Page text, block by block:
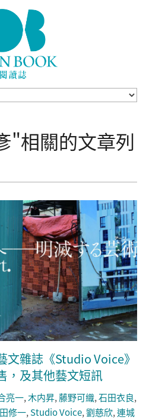
"相關的文章列
文雜誌《Studio Voice》
，及其他藝文短訊
亮一,木内昇,藤野可織,石田衣良,
修一,Studio Voice,劉慈欣,連城